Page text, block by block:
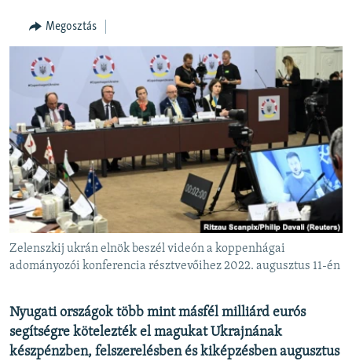
SZABADON
TÁRSADALOM
DEMOKRÁCIA
A PÉNZ NYOMÁBAN
EURÓPAI UNIÓ
VILÁG
KLÍMAVÁLTOZÁS
A MÚLT TANULSÁGAI
KÖVESSEN MINKET!
Valamennyi RFE/RL weboldal
Megosztás
Zelenszkij ukrán elnök beszél videón a koppenhágai
adományozói konferencia résztvevőihez 2022. augusztus 11-én
Nyugati országok több mint másfél milliárd eurós
segítségre kötelezték el magukat Ukrajnának
készpénzben, felszerelésben és kiképzésben augusztus